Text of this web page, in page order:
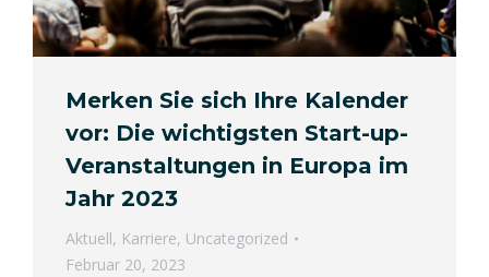
Merken Sie sich Ihre Kalender
vor: Die wichtigsten Start-up-
Veranstaltungen in Europa im
Jahr 2023
Aktuell, Karriere, Uncategorized
Februar 20, 2023